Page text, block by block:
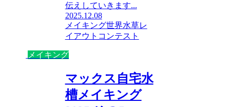
伝えしていきます...
2025.12.08
メイキング世界水草レ
イアウトコンテスト
メイキング
マックス自宅水
槽メイキング